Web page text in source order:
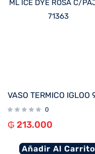
0
₲ 213.000
Añadir Al Carrito